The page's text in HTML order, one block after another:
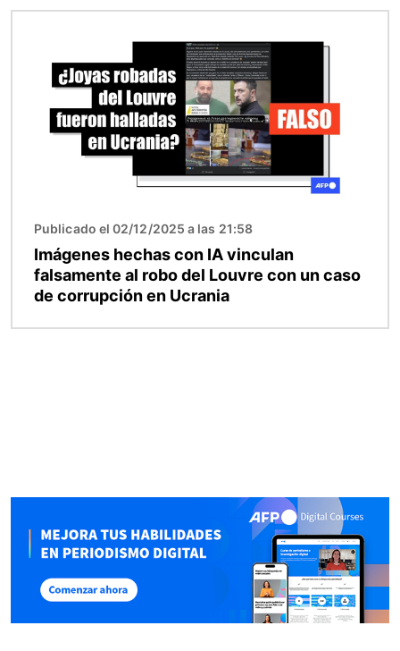
Publicado el 02/12/2025 a las 21:58
Imágenes hechas con IA vinculan
falsamente al robo del Louvre con un caso
de corrupción en Ucrania